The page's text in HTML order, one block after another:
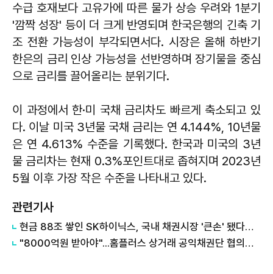
수급 호재보다 고유가에 따른 물가 상승 우려와 1분기
'깜짝 성장' 등이 더 크게 반영되며 한국은행의 긴축 기
조 전환 가능성이 부각되면서다. 시장은 올해 하반기
한은의 금리 인상 가능성을 선반영하며 장기물을 중심
으로 금리를 끌어올리는 분위기다.
이 과정에서 한·미 국채 금리차도 빠르게 축소되고 있
다. 이날 미국 3년물 국채 금리는 연 4.144%, 10년물
은 연 4.613% 수준을 기록했다. 한국과 미국의 3년
물 금리차는 현재 0.3%포인트대로 좁혀지며 2023년
5월 이후 가장 작은 수준을 나타내고 있다.
관련기사
현금 88조 쌓인 SK하이닉스, 국내 채권시장 '큰손' 됐다…최대 40조 투자
"8000억원 받아야"...홈플러스 상거래 공익채권단 협의회 발족